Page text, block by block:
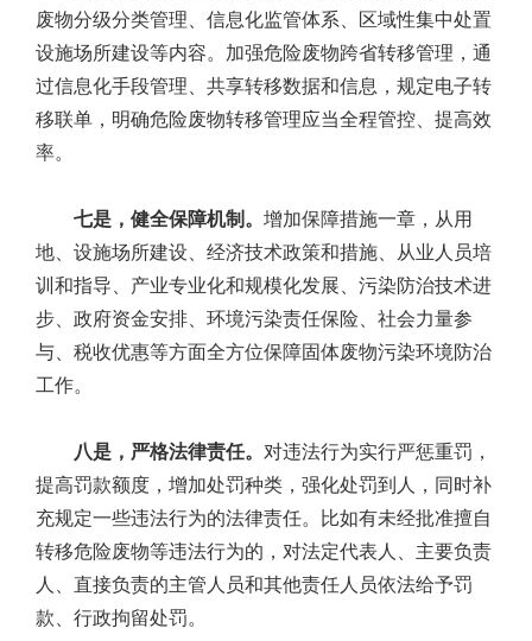
废物分级分类管理、信息化监管体系、区域性集中处置
设施场所建设等内容。加强危险废物跨省转移管理，通
过信息化手段管理、共享转移数据和信息，规定电子转
移联单，明确危险废物转移管理应当全程管控、提高效
率。
七是，健全保障机制。 增加保障措施一章，从用
地、设施场所建设、经济技术政策和措施、从业人员培
训和指导、产业专业化和规模化发展、污染防治技术进
步、政府资金安排、环境污染责任保险、社会力量参
与、税收优惠等方面全方位保障固体废物污染环境防治
工作。
八是，严格法律责任。 对违法行为实行严惩重罚，
提高罚款额度，增加处罚种类，强化处罚到人，同时补
充规定一些违法行为的法律责任。比如有未经批准擅自
转移危险废物等违法行为的，对法定代表人、主要负责
人、直接负责的主管人员和其他责任人员依法给予罚
款、行政拘留处罚。